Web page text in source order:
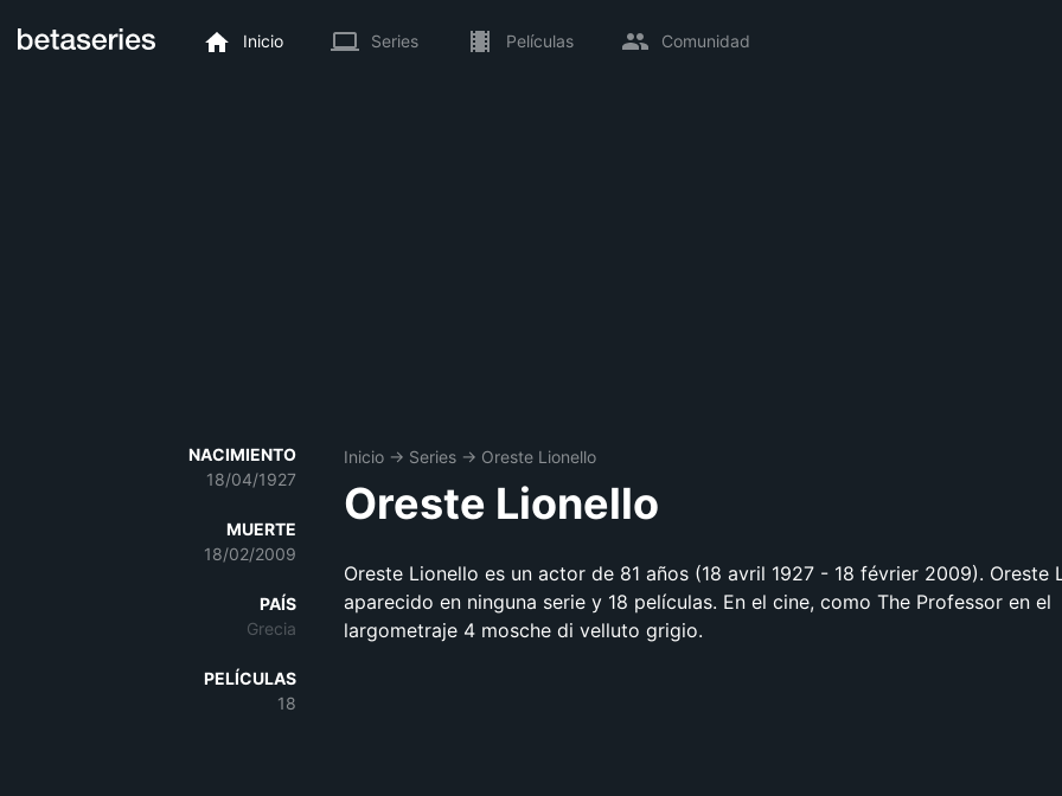
Inicio Series Películas Comunidad
NACIMIENTO
18/04/1927
MUERTE
18/02/2009
PAÍS
Grecia
PELÍCULAS
18
Inicio → Series → Oreste Lionello
Oreste Lionello
Oreste Lionello es un actor de 81 años (18 avril 1927 - 18 février 2009). Oreste
aparecido en ninguna serie y 18 películas. En el cine, como The Professor en el
largometraje 4 mosche di velluto grigio.